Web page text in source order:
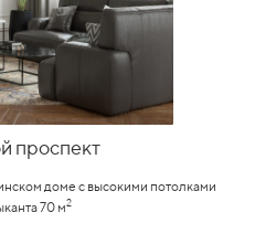
проспект
доме с высокими потолками
70 м2